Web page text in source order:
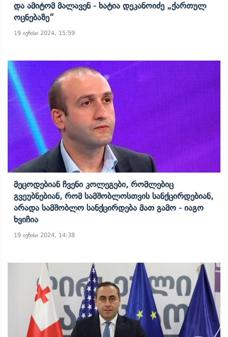
Და Ამიტომ Მალავენ - Ხატია Დეკანოიძე „ქართულ
Ოცნებაზე“
19 ივნისი 2024, 15:59
Მეცოდებიან Ჩვენი Კოლეგები, Რომლებიც
Გვეუბნებიან, Რომ Სამშობლოსთვის Სანქცირდებიან,
Არადა Სამშობლო Სანქცირდება Მათ Გამო - Იაგო
Ხვიჩია
19 ივნისი 2024, 14:38